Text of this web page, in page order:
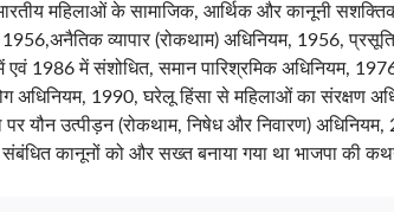
महिलाओं के सामाजिक, आर्थिक और कानूनी
1956,अनैतिक व्यापार (रोकथाम) अधिनियम, 1956,
1986 में संशोधित, समान पारिश्रमिक अधिनियम,
अधिनियम, 1990, घरेलू हिंसा से महिलाओं का संरक्षण
यौन उत्पीड़न (रोकथाम, निषेध और निवारण) अधिनियम,
संबंधित कानूनों को और सख्त बनाया गया था भाजपा की